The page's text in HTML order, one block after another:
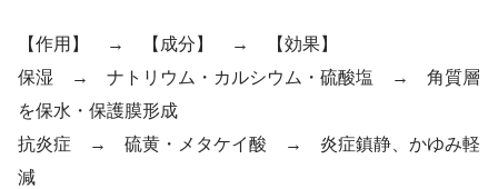
【作用】 → 【成分】 → 【効果】
保湿 → ナトリウム・カルシウム・硫酸塩 → 角質層
を保水・保護膜形成
抗炎症 → 硫黄・メタケイ酸 → 炎症鎮静、かゆみ軽
減